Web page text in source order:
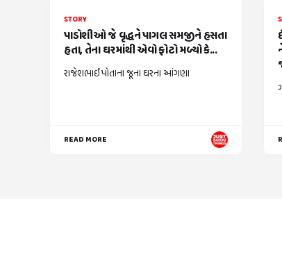
STORY
પાડોશીઓ જે વૃદ્ધને પાગલ સમજીને હસતા
હતા, તેના ઘરમાંથી એવો ફોટો મળ્યો કે...
રાજેશભાઈ પોતાના જૂના ઘરના આંગણા
READ MORE